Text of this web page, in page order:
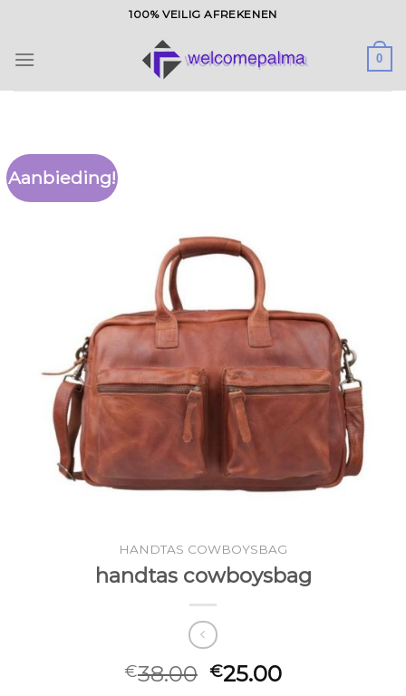
inhoud
100% VEILIG AFREKENEN
0
Aanbieding!
HANDTAS COWBOYSBAG
handtas cowboysbag
€38.00 €25.00